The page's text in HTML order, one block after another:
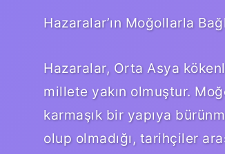
Hazaralar’ın Moğollarla
Hazaralar, Orta Asya
millete yakın olmuştur.
karmaşık bir yapıya
olup olmadığı, tarihçiler